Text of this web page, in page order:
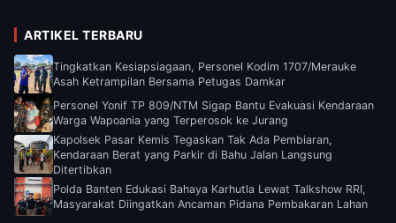
ARTIKEL TERBARU
Tingkatkan Kesiapsiagaan, Personel Kodim 1707/Merauke
Asah Ketrampilan Bersama Petugas Damkar
Personel Yonif TP 809/NTM Sigap Bantu Evakuasi Kendaraan
Warga Wapoania yang Terperosok ke Jurang
Kapolsek Pasar Kemis Tegaskan Tak Ada Pembiaran,
Kendaraan Berat yang Parkir di Bahu Jalan Langsung
Ditertibkan
Polda Banten Edukasi Bahaya Karhutla Lewat Talkshow RRI,
Masyarakat Diingatkan Ancaman Pidana Pembakaran Lahan